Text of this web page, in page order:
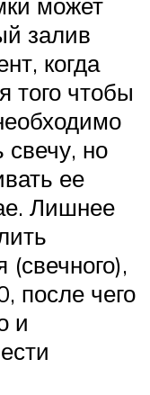
залив
когда
того чтобы
но
ее
Лишнее
(свечного),
после чего
и